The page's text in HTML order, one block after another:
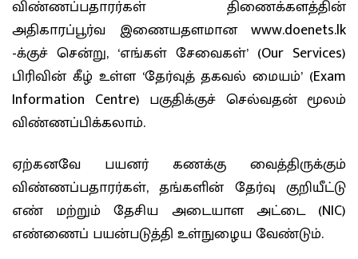
விண்ணப்பதாரர்கள் திணைக்களத்தின்
அதிகாரப்பூர்வ இணையதளமான www.doenets.lk
-க்குச் சென்று, ‘எங்கள் சேவைகள்’ (Our Services)
பிரிவின் கீழ் உள்ள ‘தேர்வுத் தகவல் மையம்’ (Exam
Information Centre) பகுதிக்குச் செல்வதன் மூலம்
விண்ணப்பிக்கலாம்.
ஏற்கனவே பயனர் கணக்கு வைத்திருக்கும்
விண்ணப்பதாரர்கள், தங்களின் தேர்வு குறியீட்டு
எண் மற்றும் தேசிய அடையாள அட்டை (NIC)
எண்ணைப் பயன்படுத்தி உள்நுழைய வேண்டும்.